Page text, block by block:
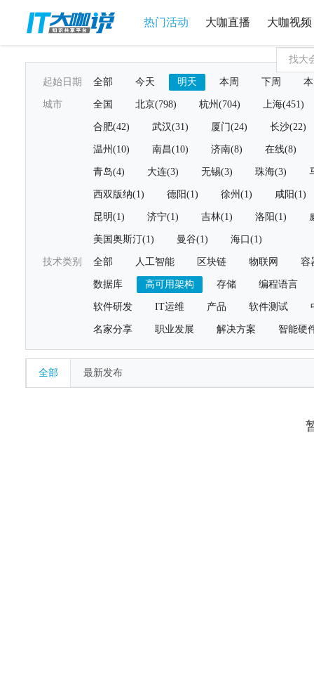
热门活动 大咖直播 大咖视频
起始日期 全部 今天 明天 本周 下周
城市 全国 北京(798) 杭州(704) 上海(451)
合肥(42) 武汉(31) 厦门(24) 长沙(22)
温州(10) 南昌(10) 济南(8) 在线(8)
青岛(4) 大连(3) 无锡(3) 珠海(3)
西双版纳(1) 德阳(1) 徐州(1) 咸阳(1)
昆明(1) 济宁(1) 吉林(1) 洛阳(1)
美国奥斯汀(1) 曼谷(1) 海口(1)
技术类别 全部 人工智能 区块链 物联网 容
数据库 高可用架构 存储 编程语言
软件研发 IT运维 产品 软件测试
名家分享 职业发展 解决方案 智能硬
全部 最新发布